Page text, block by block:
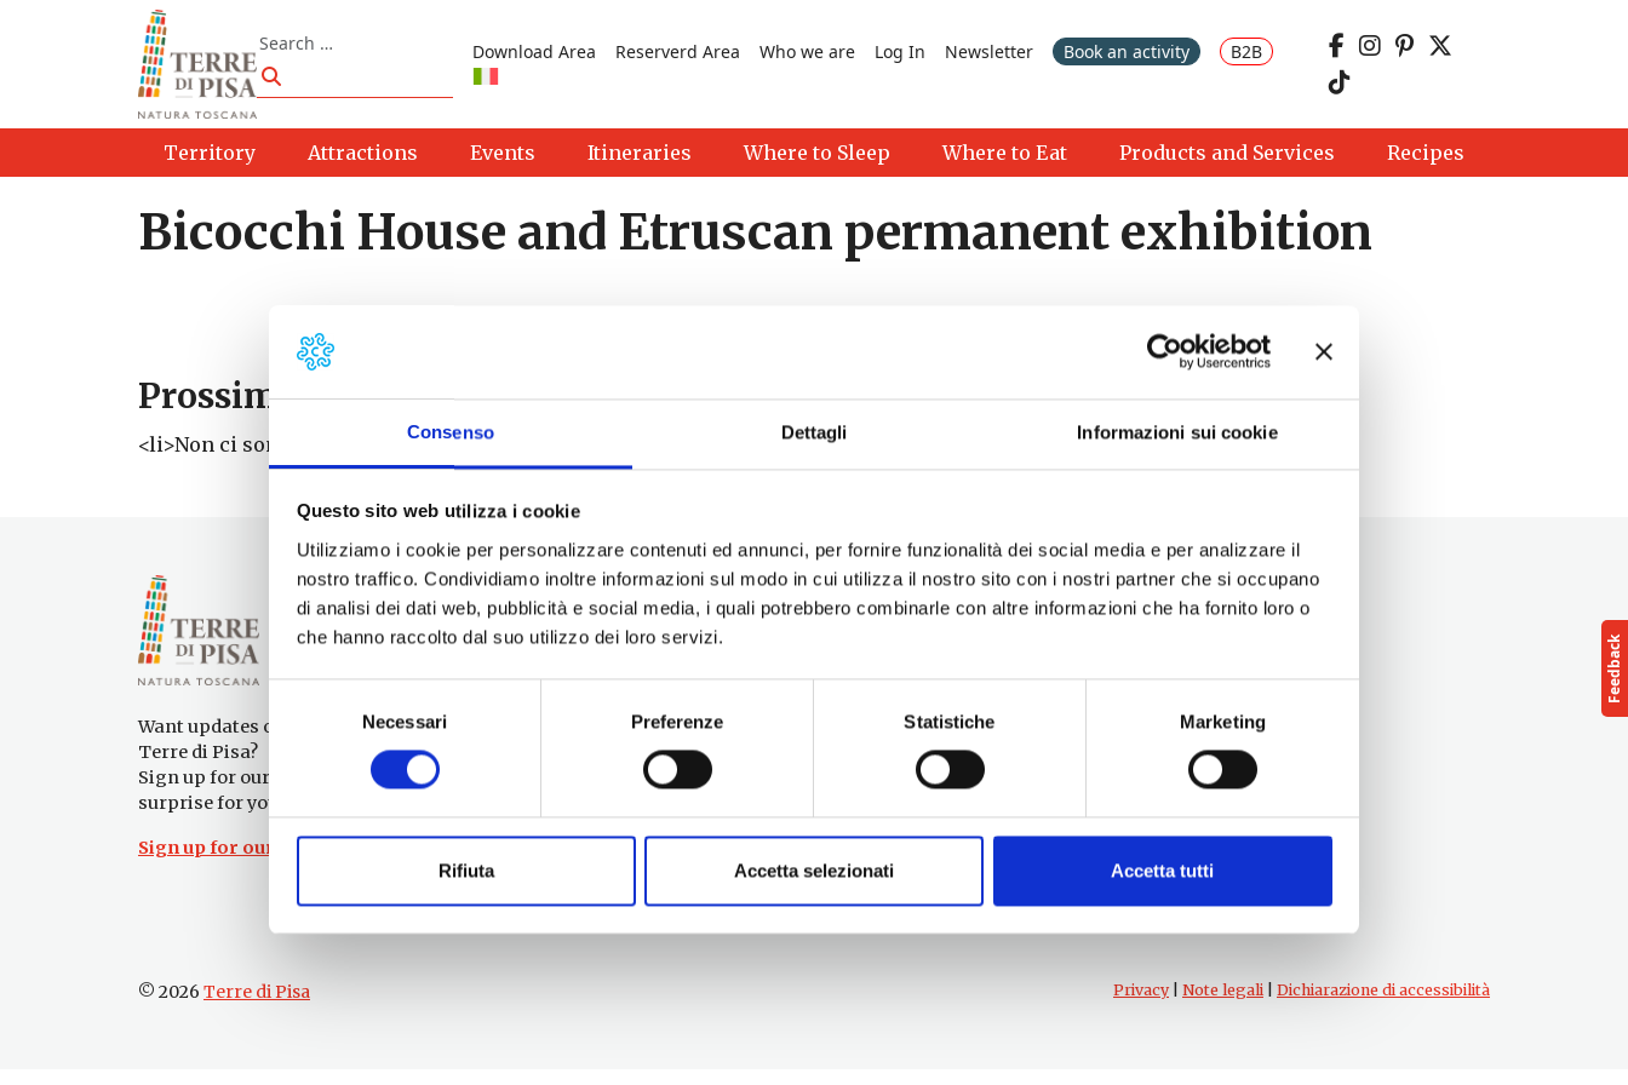
Consenso Dettagli Informazioni sui cookie
Questo sito web utilizza i cookie
Utilizziamo i cookie per personalizzare contenuti ed annunci, per fornire funzionalità dei social media e per analizzare il
nostro traffico. Condividiamo inoltre informazioni sul modo in cui utilizza il nostro sito con i nostri partner che si occupano
di analisi dei dati web, pubblicità e social media, i quali potrebbero combinarle con altre informazioni che ha fornito loro o
che hanno raccolto dal suo utilizzo dei loro servizi.
del
Necessari Preferenze Statistiche Marketing
Rifiuta Accetta selezionati Accetta tutti
Search
Search
Download Area Reserverd Area Who we are Log In Newsletter Book an activity B2B
Territory Attractions Events Itineraries Where to Sleep Where to Eat Products and Services Recipes
Bicocchi House and Etruscan permanent exhibition
Prossimi eventi
<li>Non ci sono eventi con questo tag</li>
Want updates on what to do and see in the
Terre di Pisa?
Sign up for our newsletter! An immediate
surprise for you!
Sign up for our Newsletter!
Information
Promotion and Development Service
Internationalisation, Tourism and
turismo@tno.camcom.it
Experiences
Territory
Events
Who we are
Press & media
Follow us
© 2026 Terre di Pisa Privacy| Note legali Dichiarazione di accessibilità